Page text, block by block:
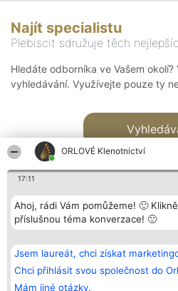
ORLOVÉ Klenotnictví
17:11
Ahoj, rádi Vám pomůžeme! 🙂
příslušnou téma konverzace! 🙂
Jsem laureát, chci získat
Chci přihlásit svou společnost do
Mám jiné otázky.
Najít specialistu
Plebiscit sdružuje těch
Hledáte odborníka ve Vašem
vyhledávání. Využívejte pouze ty
Bright Side Solutions sp. z o.
o. sp. k.
ul. Ruska 22
Wrocław 50-079
KRS 0000749100 | Regon
Vítězové
Seznam
laureátů
Zásady